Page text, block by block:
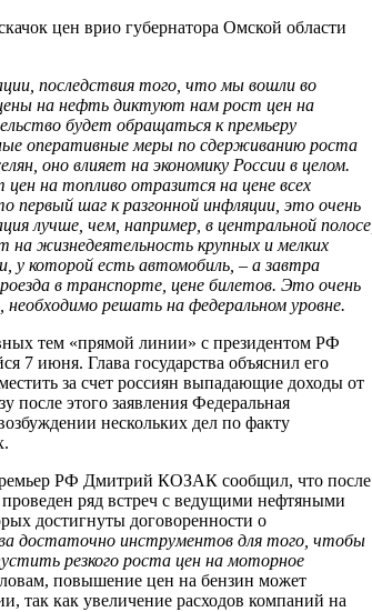
цен врио губернатора Омской области
последствия того, что мы вошли во
на нефть диктуют нам рост цен на
будет обращаться к премьеру
оперативные меры по сдерживанию роста
оно влияет на экономику России в целом.
на топливо отразится на цене всех
первый шаг к разгонной инфляции, это очень
лучше, чем, например, в центральной полосе,
на жизнедеятельность крупных и мелких
у которой есть автомобиль, – а завтра
в транспорте, цене билетов. Это очень
решать на федеральном уровне.
тем «прямой линии» с президентом РФ
июня. Глава государства объяснил его
за счет россиян выпадающие доходы от
этого заявления Федеральная
нескольких дел по факту
РФ Дмитрий КОЗАК сообщил, что после
ряд встреч с ведущими нефтяными
достигнуты договоренности о
достаточно инструментов для того, чтобы
резкого роста цен на моторное
повышение цен на бензин может
так как увеличение расходов компаний на